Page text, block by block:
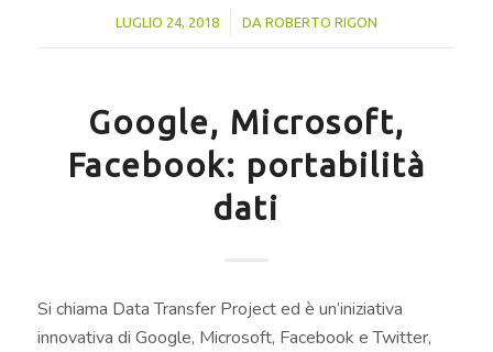
LUGLIO 24, 2018
/ DA ROBERTO RIGON
Google, Microsoft,
Facebook: portabilità
dati
Si chiama Data Transfer Project ed è un’iniziativa
innovativa di Google, Microsoft, Facebook e Twitter,